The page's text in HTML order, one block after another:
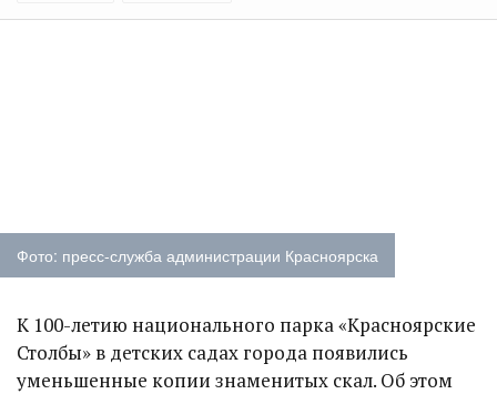
Фото: пресс-служба администрации Красноярска
К 100-летию национального парка «Красноярские
Столбы» в детских садах города появились
уменьшенные копии знаменитых скал. Об этом